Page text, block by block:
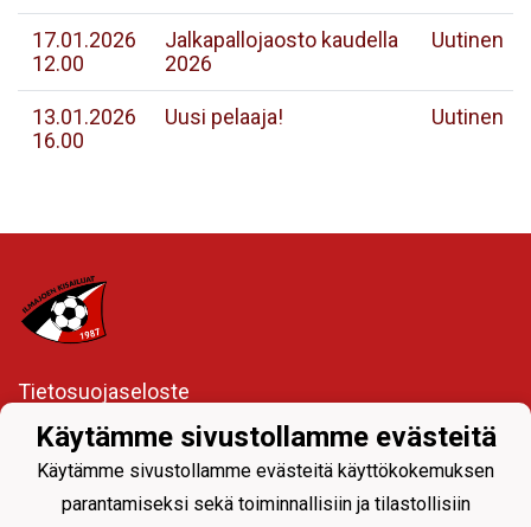
17.01.2026
12.00
Jalkapallojaosto kaudella
2026
Uutinen
13.01.2026
16.00
Uusi pelaaja! Uutinen
Tietosuojaseloste
Ylävalikon seuranavigoinnista joukkueiden sivuille
Käytämme sivustollamme evästeitä
Käytämme sivustollamme evästeitä käyttökokemuksen
parantamiseksi sekä toiminnallisiin ja tilastollisiin